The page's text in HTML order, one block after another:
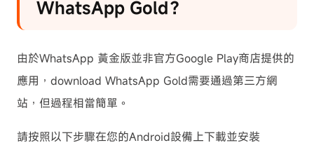
WhatsApp Gold？
由於WhatsApp 黃金版並非官方Google Play商店提供的
應用，download WhatsApp Gold需要通過第三方網
站，但過程相當簡單。
請按照以下步驟在您的Android設備上下載並安裝